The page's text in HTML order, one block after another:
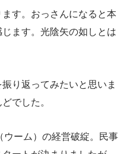
す。おっさんになると本
ます。光陰矢の如しとは
り返ってみたいと思いま
でした。
ーム）の経営破綻。民事